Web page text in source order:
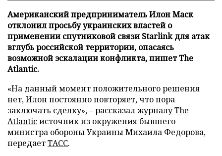
Американский предприниматель Илон Маск
отклонил просьбу украинских властей о
применении спутниковой связи Starlink для атак
вглубь российской территории, опасаясь
возможной эскалации конфликта, пишет The
Atlantic.
«На данный момент положительного решения
нет, Илон постоянно повторяет, что пора
заключать сделку», – рассказал журналуThe
Atlanticисточник из окружения бывшего
министра обороны Украины Михаила Федорова,
передаетТАСС.